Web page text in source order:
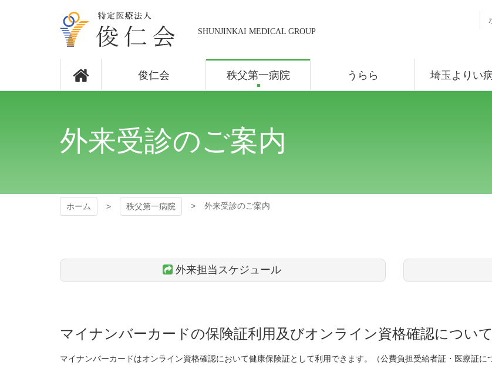
へ
秩父第一病
院
SHUNJINKAI MEDICAL GROUP
俊仁会 秩父第一病院 うらら 埼玉よりい
外来受診のご案内
ホーム 秩父第一病院 外来受診のご案内
外来担当スケジュール
マイナンバーカードの保険証利用及びオンライン資格確認について
マイナンバーカードはオンライン資格確認において健康保険証として利用できます。（公費負担受給者証・医療証